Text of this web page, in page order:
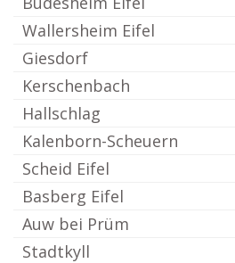
Wallersheim Eifel
Giesdorf
Kerschenbach
Hallschlag
Kalenborn-Scheuern
Scheid Eifel
Basberg Eifel
Auw bei Prüm
Stadtkyll